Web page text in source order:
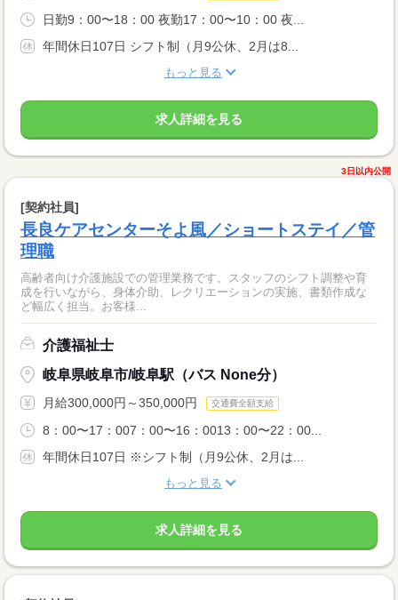
日勤9：00〜18：00 夜勤17：00〜10：00 夜...
年間休日107日 シフト制（月9公休、2月は8...
もっと見る
求人詳細を見る
3日以内公開
[契約社員]
長良ケアセンターそよ風／ショートステイ／管
理職
高齢者向け介護施設での管理業務です。スタッフのシフト調整や育
成を行いながら、身体介助、レクリエーションの実施、書類作成な
ど幅広く担当。お客様...
介護福祉士
岐阜県岐阜市/岐阜駅（バス None分）
月給300,000円～350,000円 交通費全額支給
8：00〜17：007：00〜16：0013：00〜22：00...
年間休日107日 ※シフト制（月9公休、2月は...
もっと見る
求人詳細を見る